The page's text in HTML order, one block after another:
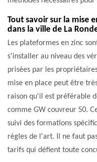
Tout savoir sur la mise
dans la ville de La
Les plateformes en zinc
s'installer au niveau des
prisées par les
mise en place peut être
raison qu'il est préférable
comme GW couvreur 50.
suivi des formations
règles de l'art. Il ne faut
tarifs qui défient toute